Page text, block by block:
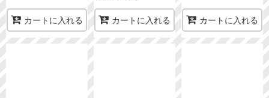
カートに入れる カートに入れる カートに入れる